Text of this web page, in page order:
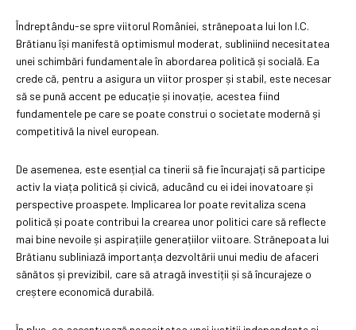
Îndreptându-se spre viitorul României, strănepoata lui Ion I.C.
Brătianu își manifestă optimismul moderat, subliniind necesitatea
unei schimbări fundamentale în abordarea politică și socială. Ea
crede că, pentru a asigura un viitor prosper și stabil, este necesar
să se pună accent pe educație și inovație, acestea fiind
fundamentele pe care se poate construi o societate modernă și
competitivă la nivel european.
De asemenea, este esențial ca tinerii să fie încurajați să participe
activ la viața politică și civică, aducând cu ei idei inovatoare și
perspective proaspete. Implicarea lor poate revitaliza scena
politică și poate contribui la crearea unor politici care să reflecte
mai bine nevoile și aspirațiile generațiilor viitoare. Strănepoata lui
Brătianu subliniază importanța dezvoltării unui mediu de afaceri
sănătos și previzibil, care să atragă investiții și să încurajeze o
creștere economică durabilă.